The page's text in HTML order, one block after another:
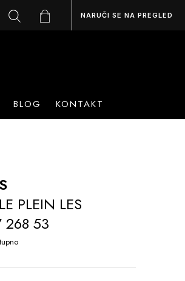
NARUČI SE NA PREGLED
BLOG KONTAKT
PLEIN LES
268 53